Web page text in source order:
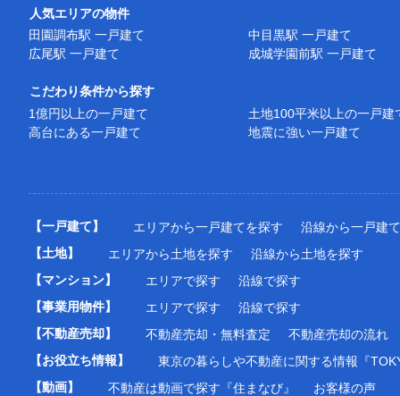
人気エリアの物件
田園調布駅 一戸建て
中目黒駅 一戸建て
広尾駅 一戸建て
成城学園前駅 一戸建て
こだわり条件から探す
1億円以上の一戸建て
土地100平米以上の一戸建
高台にある一戸建て
地震に強い一戸建て
【一戸建て】 エリアから一戸建てを探す
沿線から一戸建
【土地】
エリアから土地を探す
沿線から土地を探す
【マンション】
エリアで探す
沿線で探す
【事業用物件】
エリアで探す
沿線で探す
【不動産売却】
不動産売却・無料査定
不動産売却の流れ
【お役立ち情報】
東京の暮らしや不動産に関する情報『
【動画】
不動産は動画で探す『住まなび』
お客様の声